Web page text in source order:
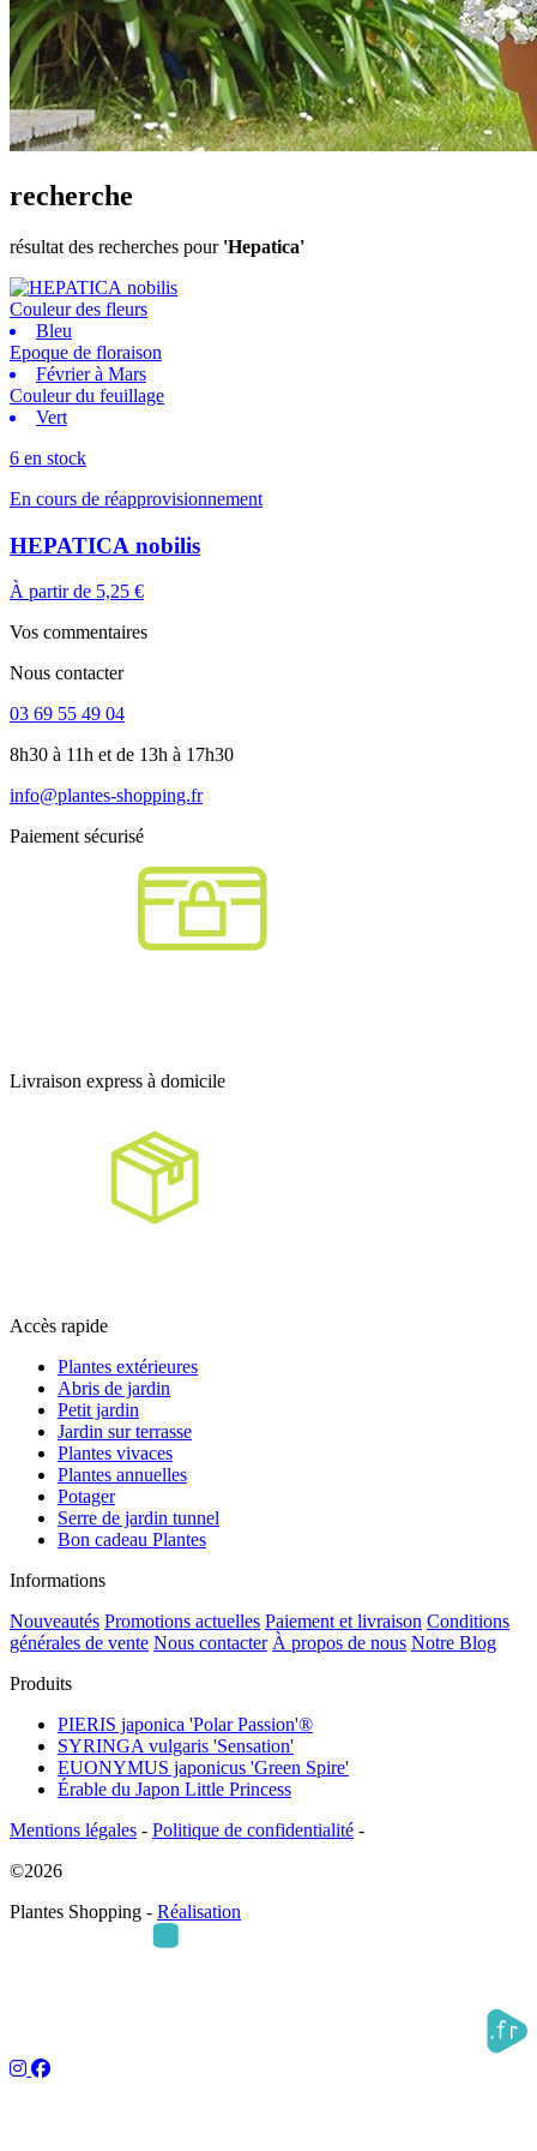
recherche
résultat des recherches pour 'Hepatica'
Couleur des fleurs
Bleu
Epoque de floraison
Février à Mars
Couleur du feuillage
Vert
6 en stock
En cours de réapprovisionnement
HEPATICA nobilis
À partir de 5,25 €
Vos commentaires
Nous contacter
03 69 55 49 04
8h30 à 11h et de 13h à 17h30
info@plantes-shopping.fr
Paiement sécurisé
Livraison express à domicile
Accès rapide
Plantes extérieures
Abris de jardin
Petit jardin
Jardin sur terrasse
Plantes vivaces
Plantes annuelles
Potager
Serre de jardin tunnel
Bon cadeau Plantes
Informations
Nouveautés Promotions actuelles Paiement et livraison Conditions
générales de vente Nous contacter À propos de nous Notre Blog
Produits
PIERIS japonica 'Polar Passion'®
SYRINGA vulgaris 'Sensation'
EUONYMUS japonicus 'Green Spire'
Érable du Japon Little Princess
Mentions légales - Politique de confidentialité -
©2026
Plantes Shopping - Réalisation